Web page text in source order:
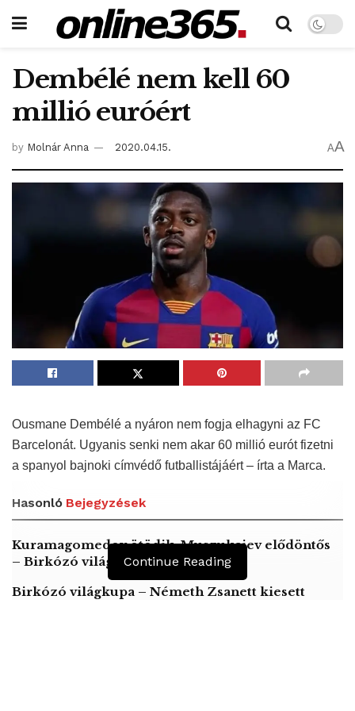
Dembélé nem kell 60
millió euróért
by Molnár Anna 2020.04.15. AA
Ousmane Dembélé a nyáron nem fogja elhagyni az FC
Barcelonát. Ugyanis senki nem akar 60 millió eurót fizetni
a spanyol bajnoki címvédő futballistájáért – írta a Marca.
Hasonló Bejegyzések
Kuramagomedov ötödik, Muszukajev elődöntős
– Birkózó világkupa
Birkózó világkupa – Németh Zsanett kiesett
Continue Reading